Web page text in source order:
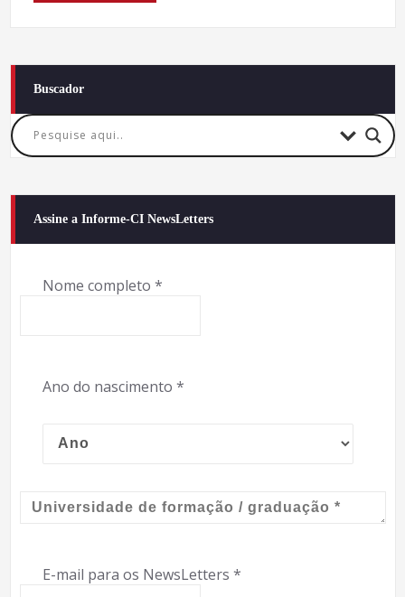
Buscador
Assine a Informe-CI NewsLetters
Nome completo *
Ano do nascimento *
E-mail para os NewsLetters *